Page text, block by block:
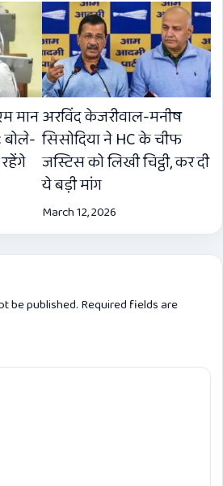
मान
बोले-
अरविंद केजरीवाल-मनीष
सिसोदिया ने HC के चीफ
जस्टिस को लिखी चिट्ठी, कर दी
ये बड़ी मांग
March 12, 2026
be published. Required fields are